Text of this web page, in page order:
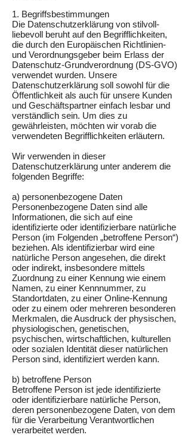
1. Begriffsbestimmungen
Die Datenschutzerklärung von stilvoll-
liebevoll beruht auf den Begrifflichkeiten,
die durch den Europäischen Richtlinien-
und Verordnungsgeber beim Erlass der
Datenschutz-Grundverordnung (DS-GVO)
verwendet wurden. Unsere
Datenschutzerklärung soll sowohl für die
Öffentlichkeit als auch für unsere Kunden
und Geschäftspartner einfach lesbar und
verständlich sein. Um dies zu
gewährleisten, möchten wir vorab die
verwendeten Begrifflichkeiten erläutern.
Wir verwenden in dieser
Datenschutzerklärung unter anderem die
folgenden Begriffe:
a) personenbezogene Daten
Personenbezogene Daten sind alle
Informationen, die sich auf eine
identifizierte oder identifizierbare natürliche
Person (im Folgenden „betroffene Person“)
beziehen. Als identifizierbar wird eine
natürliche Person angesehen, die direkt
oder indirekt, insbesondere mittels
Zuordnung zu einer Kennung wie einem
Namen, zu einer Kennnummer, zu
Standortdaten, zu einer Online-Kennung
oder zu einem oder mehreren besonderen
Merkmalen, die Ausdruck der physischen,
physiologischen, genetischen,
psychischen, wirtschaftlichen, kulturellen
oder sozialen Identität dieser natürlichen
Person sind, identifiziert werden kann.
b) betroffene Person
Betroffene Person ist jede identifizierte
oder identifizierbare natürliche Person,
deren personenbezogene Daten, von dem
für die Verarbeitung Verantwortlichen
verarbeitet werden.